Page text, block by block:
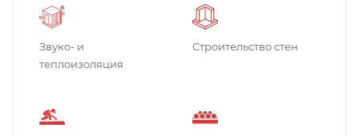
Звуко- и
теплоизоляция
Строительство стен